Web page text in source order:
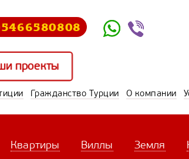
проекты
Гражданство Турции О компании
Квартиры Виллы Земля